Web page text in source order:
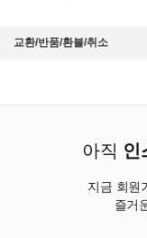
교환/반품/환불/취소
아직 인
지금 회원
즐거